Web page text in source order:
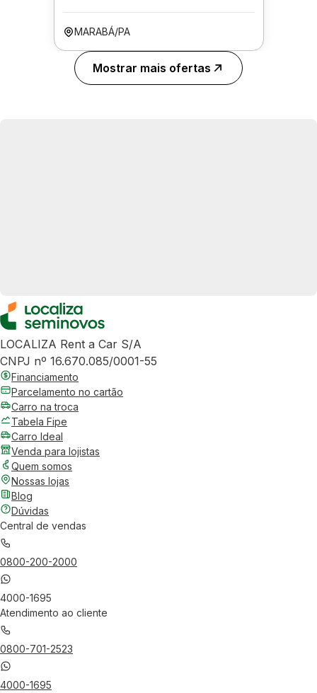
MARABÁ/PA
Mostrar mais ofertas
LOCALIZA Rent a Car S/A
CNPJ nº 16.670.085/0001-55
Financiamento
Parcelamento no cartão
Carro na troca
Tabela Fipe
Carro Ideal
Venda para lojistas
Quem somos
Nossas lojas
Blog
Dúvidas
Central de vendas
0800-200-2000
4000-1695
Atendimento ao cliente
0800-701-2523
4000-1695